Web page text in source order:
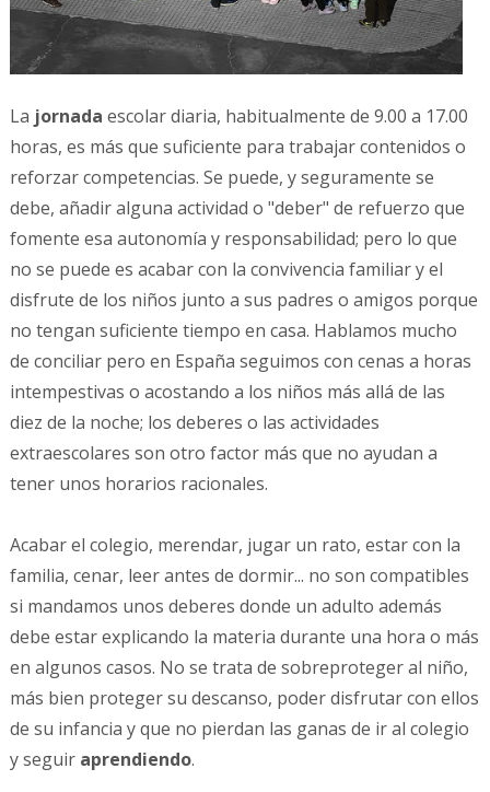
La jornada escolar diaria, habitualmente de 9.00 a 17.00
horas, es más que suficiente para trabajar contenidos o
reforzar competencias. Se puede, y seguramente se
debe, añadir alguna actividad o "deber" de refuerzo que
fomente esa autonomía y responsabilidad; pero lo que
no se puede es acabar con la convivencia familiar y el
disfrute de los niños junto a sus padres o amigos porque
no tengan suficiente tiempo en casa. Hablamos mucho
de conciliar pero en España seguimos con cenas a horas
intempestivas o acostando a los niños más allá de las
diez de la noche; los deberes o las actividades
extraescolares son otro factor más que no ayudan a
tener unos horarios racionales.
Acabar el colegio, merendar, jugar un rato, estar con la
familia, cenar, leer antes de dormir... no son compatibles
si mandamos unos deberes donde un adulto además
debe estar explicando la materia durante una hora o más
en algunos casos. No se trata de sobreproteger al niño,
más bien proteger su descanso, poder disfrutar con ellos
de su infancia y que no pierdan las ganas de ir al colegio
y seguir aprendiendo.